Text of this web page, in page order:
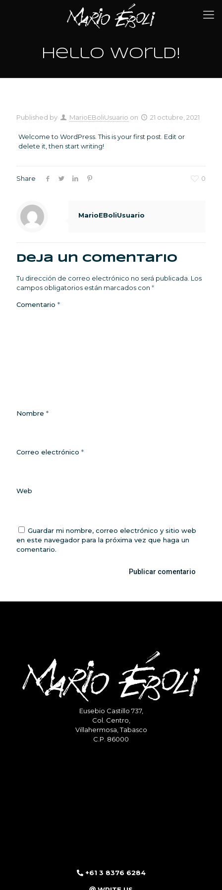
Hello world!
Published by MarioEBoliUsuario on 21 octubre, 2021
Welcome to WordPress. This is your first post. Edit or
delete it, then start writing!
Share 0
MarioEBoliUsuario
Deja un comentario
Tu dirección de correo electrónico no será publicada. Los
campos obligatorios están marcados con *
Comentario *
Nombre *
Correo electrónico *
Web
Guardar mi nombre, correo electrónico y sitio web
en este navegador para la próxima vez que haga un
comentario.
Eusebio Castillo 737,
Col. Centro,
Villahermosa, Tabasco
C.P. 86000
+61 3 8376 6284